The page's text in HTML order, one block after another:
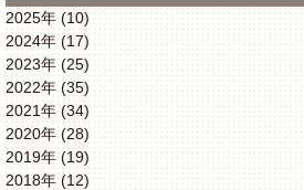
2025年 (10)
2024年 (17)
2023年 (25)
2022年 (35)
2021年 (34)
2020年 (28)
2019年 (19)
2018年 (12)